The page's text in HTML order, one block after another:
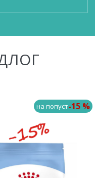
на попуст-15 %